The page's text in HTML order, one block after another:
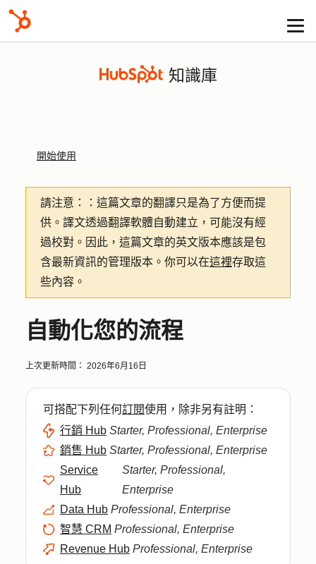
知識庫
開始使用
請注意：
：這篇文章的翻譯只是為了方便而提
供。譯文透過翻譯軟體自動建立，可能沒有經
過校對。因此，這篇文章的英文版本應該是包
含最新資訊的管理版本。你可以在這裡存取這
些內容。
自動化您的流程
上次更新時間： 2026年6月16日
可搭配下列任何訂閱使用，除非另有註明：
行銷 Hub Starter, Professional, Enterprise
銷售 Hub Starter, Professional, Enterprise
Service
Hub
Starter, Professional,
Enterprise
Data Hub Professional, Enterprise
智慧 CRM Professional, Enterprise
Revenue Hub Professional, Enterprise